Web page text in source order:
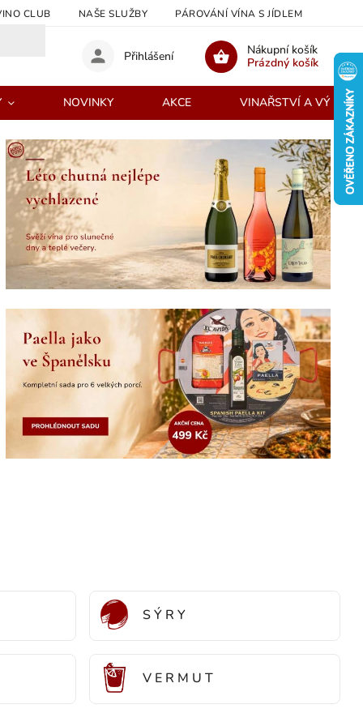
CLUB NAŠE SLUŽBY PÁROVÁNÍ VÍNA S JÍDLEM
Nákupní košík
Prázdný košík
Přihlášení
NOVINKY AKCE VINAŘSTVÍ A
S Ý R Y
V E R M U T